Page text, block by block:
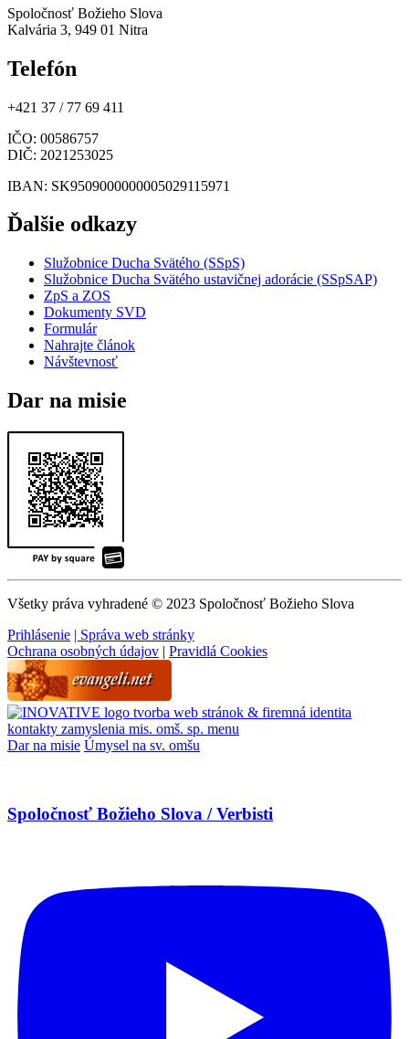
Spoločnosť Božieho Slova
Kalvária 3, 949 01 Nitra
Telefón
+421 37 / 77 69 411
IČO: 00586757
DIČ: 2021253025
IBAN: SK9509000000005029115971
Ďalšie odkazy
Služobnice Ducha Svätého (SSpS)
Služobnice Ducha Svätého ustavičnej adorácie (SSpSAP)
ZpS a ZOS
Dokumenty SVD
Formulár
Nahrajte článok
Návštevnosť
Dar na misie
Všetky práva vyhradené © 2023 Spoločnosť Božieho Slova
Prihlásenie | Správa web stránky
Ochrana osobných údajov | Pravidlá Cookies
tvorba web stránok & firemná identita
kontakty zamyslenia mis. omš. sp. menu
Dar na misie Úmysel na sv. omšu
Spoločnosť Božieho Slova / Verbisti